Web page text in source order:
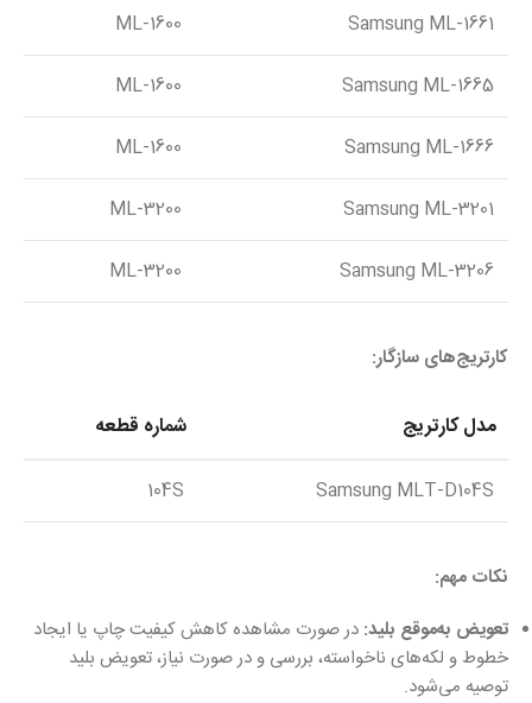
Samsung ML-1661
ML-1600
Samsung ML-1665
ML-1600
Samsung ML-1666
ML-1600
Samsung ML-3201
ML-3200
Samsung ML-3206
ML-3200
کارتریج‌های سازگار:
مدل کارتریج شماره قطعه
Samsung MLT-D104S
104S
نکات مهم:
تعویض به‌موقع بلید: در صورت مشاهده کاهش کیفیت چاپ یا ایجاد
خطوط و لکه‌های ناخواسته، بررسی و در صورت نیاز، تعویض بلید
توصیه می‌شود.